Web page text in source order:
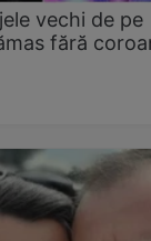
vechi de pe
fără